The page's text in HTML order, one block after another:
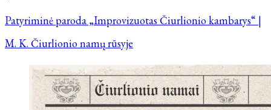
Patyriminė paroda „Improvizuotas Čiurlionio kambarys“ |
M. K. Čiurlionio namų rūsyje